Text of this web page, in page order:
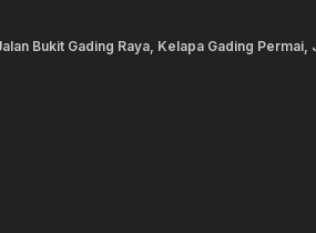
Bukit Gading Raya, Kelapa Gading Permai,